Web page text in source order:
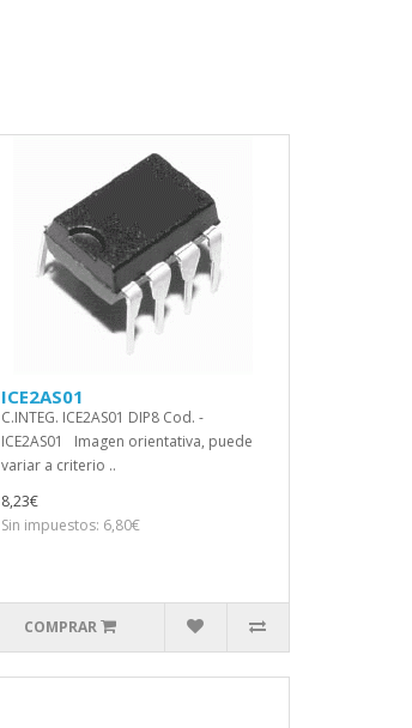
ICE2AS01
C.INTEG. ICE2AS01 DIP8 Cod. -
ICE2AS01 Imagen orientativa, puede
variar a criterio ..
8,23€
Sin impuestos: 6,80€
COMPRAR